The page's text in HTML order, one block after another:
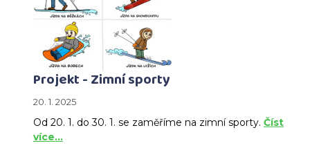
Projekt - Zimní sporty
20. 1. 2025
Od 20. 1. do 30. 1. se zaměříme na zimní sporty. Číst
více…